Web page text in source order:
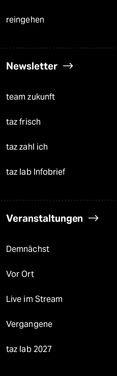
reingehen
Newsletter
team zukunft
taz frisch
taz zahl ich
taz lab Infobrief
Veranstaltungen
Demnächst
Vor Ort
Live im Stream
Vergangene
taz lab 2027